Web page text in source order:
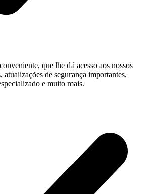
que lhe dá acesso aos nossos
atualizações de segurança importantes,
e muito mais.